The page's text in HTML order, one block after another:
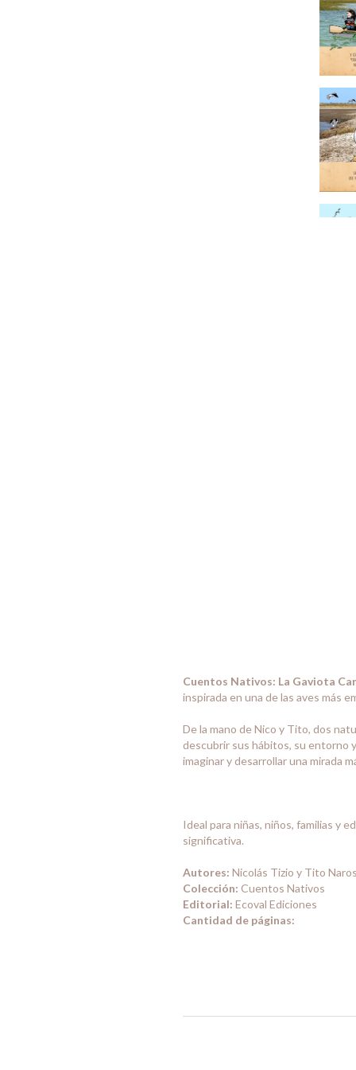
Cuentos Nativos: La Gaviota
inspirada en una de las aves más
De la mano de Nico y Tito, dos
descubrir sus hábitos, su entorno
imaginar y desarrollar una mirada
Ideal para niñas, niños, familias y
significativa.
Autores: Nicolás Tizio y Tito
Colección: Cuentos Nativos
Editorial: Ecoval Ediciones
Cantidad de páginas: